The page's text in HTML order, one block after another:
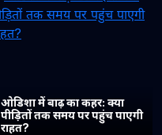
ओडिशा में बाढ़ का कहर: क्या
पीड़ितों तक समय पर पहुंच पाएगी
राहत?